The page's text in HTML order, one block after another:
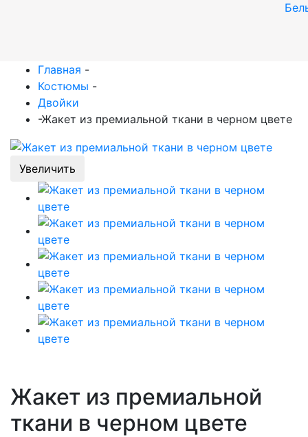
Главная -
Костюмы -
Двойки
-Жакет из премиальной ткани в черном цвете
Увеличить
Жакет из премиальной
ткани в черном цвете